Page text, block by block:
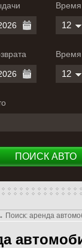
12
Время
12
ПОИСК АВТО
Поиск: аренда